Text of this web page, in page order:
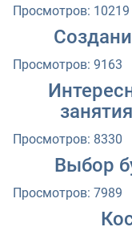
Просмотров: 10219
Просмотров: 9163
Просмотров: 8330
Выбор
Просмотров: 7989